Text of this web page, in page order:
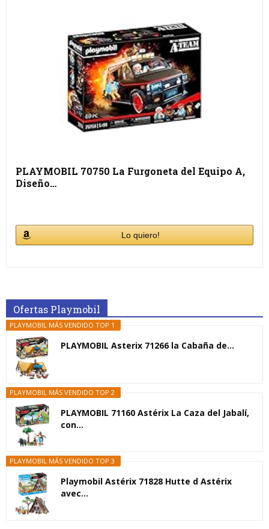
PLAYMOBIL 70750 La Furgoneta del Equipo A,
Diseño…
Lo quiero!
Ofertas Playmobil
PLAYMOBIL MÁS VENDIDO TOP 1
PLAYMOBIL Asterix 71266 la Cabaña de...
PLAYMOBIL MÁS VENDIDO TOP 2
PLAYMOBIL 71160 Astérix La Caza del Jabalí,
con...
PLAYMOBIL MÁS VENDIDO TOP 3
Playmobil Astérix 71828 Hutte d Astérix
avec...